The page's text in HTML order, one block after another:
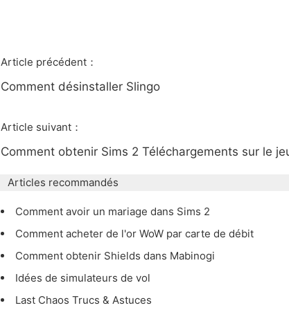
Article précédent：
Comment désinstaller Slingo
Article suivant：
Comment obtenir Sims 2 Téléchargements sur le
Articles recommandés
Comment avoir un mariage dans Sims 2
Comment acheter de l'or WoW par carte de débit
Comment obtenir Shields dans Mabinogi
Idées de simulateurs de vol
Last Chaos Trucs & Astuces